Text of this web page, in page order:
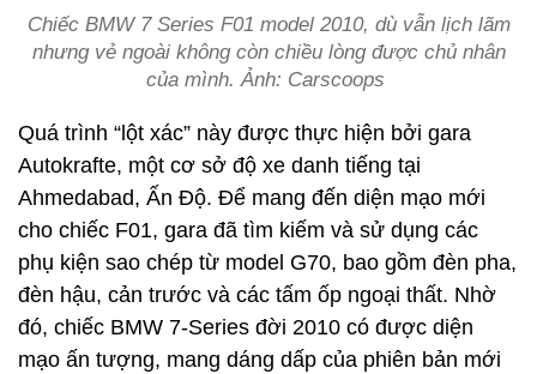
Chiếc BMW 7 Series F01 model 2010, dù vẫn lịch lãm
nhưng vẻ ngoài không còn chiều lòng được chủ nhân
của mình. Ảnh: Carscoops
Quá trình “lột xác” này được thực hiện bởi gara
Autokrafte, một cơ sở độ xe danh tiếng tại
Ahmedabad, Ấn Độ. Để mang đến diện mạo mới
cho chiếc F01, gara đã tìm kiếm và sử dụng các
phụ kiện sao chép từ model G70, bao gồm đèn pha,
đèn hậu, cản trước và các tấm ốp ngoại thất. Nhờ
đó, chiếc BMW 7-Series đời 2010 có được diện
mạo ấn tượng, mang dáng dấp của phiên bản mới